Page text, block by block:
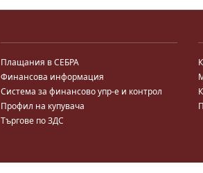
Плащания в СЕБРА
Финансова информация
Система за финансово упр-е и контрол
Профил на купувача
Търгове по ЗДС